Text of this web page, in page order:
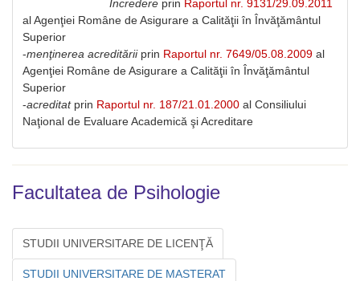
Încredere prin Raportul nr. 9131/29.09.2011
al Agenţiei Române de Asigurare a Calităţii în Învăţământul
Superior
-menţinerea acredităriiprin Raportul nr. 7649/05.08.2009 al
Agenţiei Române de Asigurare a Calităţii în Învăţământul
Superior
-acreditatprin Raportul nr. 187/21.01.2000 al Consiliului
Naţional de Evaluare Academică şi Acreditare
Facultatea de Psihologie
STUDII UNIVERSITARE DE LICENŢĂ
STUDII UNIVERSITARE DE MASTERAT